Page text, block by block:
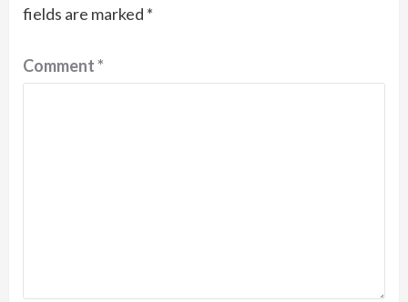
fields are marked *
Comment*